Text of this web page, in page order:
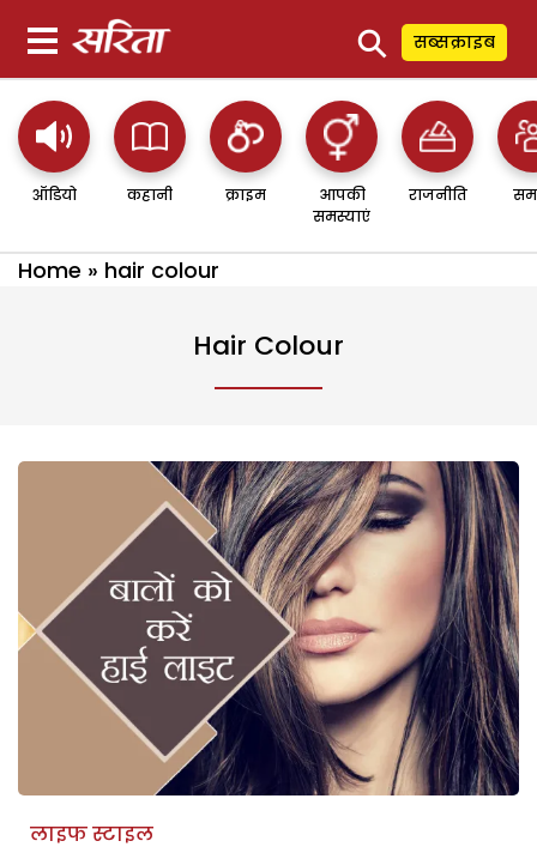
⚲ सब्सक्राइब
ऑडियो कहानी क्राइम
आपकी
समस्याएं
राजनीति
Home » hair colour
Hair Colour
लाइफ स्टाइल